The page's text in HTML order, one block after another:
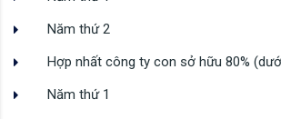
Năm thứ 2
Hợp nhất công ty con sở hữu 80%
Năm thứ 1